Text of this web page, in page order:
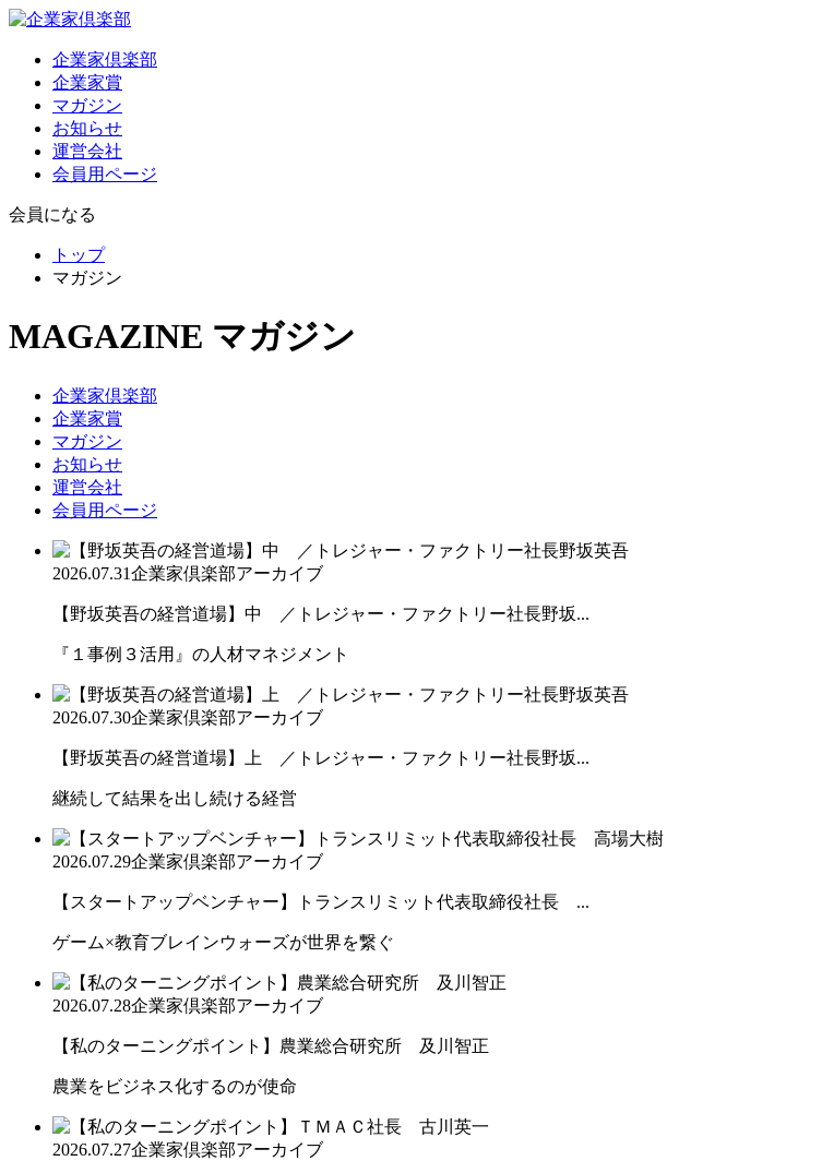
企業家倶楽部
企業家賞
マガジン
お知らせ
運営会社
会員用ページ
会員になる
トップ
マガジン
MAGAZINE マガジン
企業家倶楽部
企業家賞
マガジン
お知らせ
運営会社
会員用ページ
2026.07.31企業家倶楽部アーカイブ
【野坂英吾の経営道場】中 ／トレジャー・ファクトリー社長野坂...
『１事例３活用』の人材マネジメント
2026.07.30企業家倶楽部アーカイブ
【野坂英吾の経営道場】上 ／トレジャー・ファクトリー社長野坂...
継続して結果を出し続ける経営
2026.07.29企業家倶楽部アーカイブ
【スタートアップベンチャー】トランスリミット代表取締役社長 ...
ゲーム×教育ブレインウォーズが世界を繋ぐ
2026.07.28企業家倶楽部アーカイブ
【私のターニングポイント】農業総合研究所 及川智正
農業をビジネス化するのが使命
2026.07.27企業家倶楽部アーカイブ